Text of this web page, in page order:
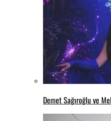
Demet Sağıroğlu ve